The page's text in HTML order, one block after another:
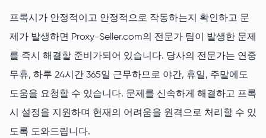
프록시가 안정적이고 안정적으로 작동하는지 확인하고 문
제가 발생하면 Proxy-Seller.com의 전문가 팀이 발생한 문제
를 즉시 해결할 준비가되어 있습니다. 당사의 전문가는 연중
무휴, 하루 24시간 365일 근무하므로 야간, 휴일, 주말에도
도움을 요청할 수 있습니다. 문제를 신속하게 해결하고 프록
시 설정을 지원하며 현재의 어려움을 원격으로 처리할 수 있
도록 도와드립니다.